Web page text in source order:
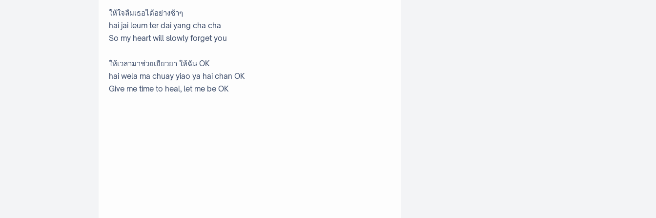
ให้ใจลืมเธอได้อย่างช้าๆ
hai jai leum ter dai yang cha cha
So my heart will slowly forget you
ให้เวลามาช่วยเยียวยา ให้ฉัน OK
hai wela ma chuay yiao ya hai chan OK
Give me time to heal, let me be OK